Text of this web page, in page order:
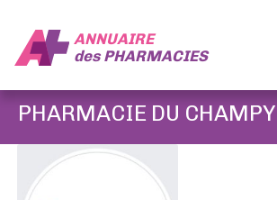
ANNUAIRE
desPHARMACIES
PHARMACIE DU CHAMPY